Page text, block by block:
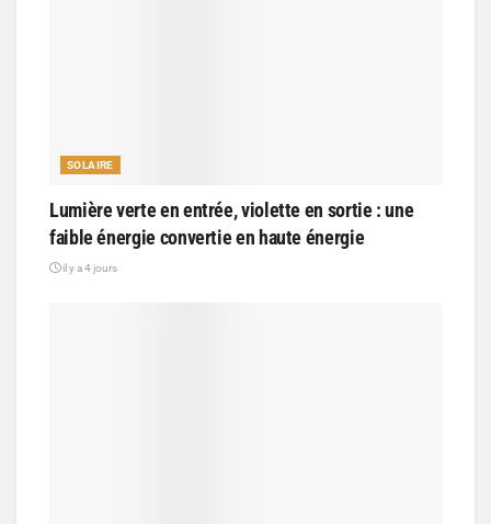
SOLAIRE
Lumière verte en entrée, violette en sortie : une
faible énergie convertie en haute énergie
il y a 4 jours